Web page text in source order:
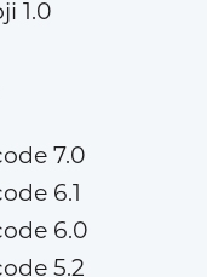
1.0
7.0
6.1
6.0
5.2